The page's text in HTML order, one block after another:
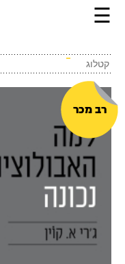
☰
קטלוג